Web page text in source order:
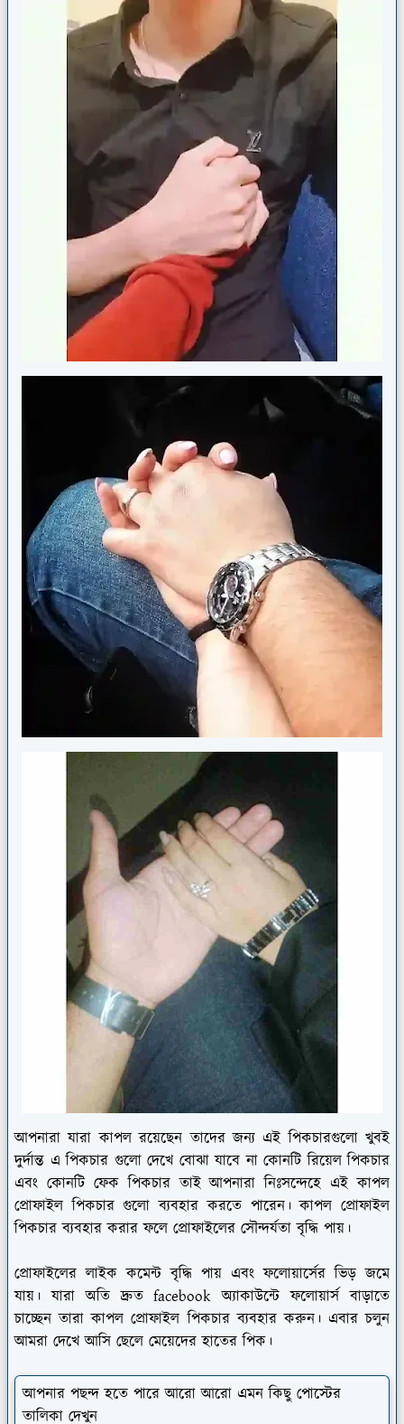
আপনারা যারা কাপল রয়েছেন তাদের জন্য এই পিকচারগুলো খুবই
দুর্দান্ত এ পিকচার গুলো দেখে বোঝা যাবে না কোনটি রিয়েল পিকচার
এবং কোনটি ফেক পিকচার তাই আপনারা নিঃসন্দেহে এই কাপল
প্রোফাইল পিকচার গুলো ব্যবহার করতে পারেন। কাপল প্রোফাইল
পিকচার ব্যবহার করার ফলে প্রোফাইলের সৌন্দর্যতা বৃদ্ধি পায়।
প্রোফাইলের লাইক কমেন্ট বৃদ্ধি পায় এবং ফলোয়ার্সের ভিড় জমে
যায়। যারা অতি দ্রুত facebook অ্যাকাউন্টে ফলোয়ার্স বাড়াতে
চাচ্ছেন তারা কাপল প্রোফাইল পিকচার ব্যবহার করুন। এবার চলুন
আমরা দেখে আসি ছেলে মেয়েদের হাতের পিক।
আপনার পছন্দ হতে পারে আরো আরো এমন কিছু পোস্টের
তালিকা দেখুন